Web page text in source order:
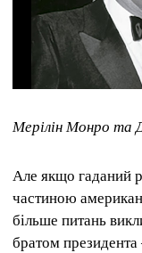
Мерілін Монро та
Але якщо гаданий
частиною
більше питань
братом